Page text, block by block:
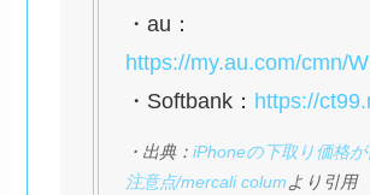
・au：
https://my.au.com/cmn/
・Softbank： https://
・出典：iPhoneの下取り価格
注意点/mercali columより引用